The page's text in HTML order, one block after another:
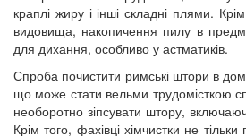
краплі жиру і інші складні плями.
видовища, накопичення пилу в
для дихання, особливо у астматиків.
Спроба почистити римські штори в
що може стати вельми трудомісткою
необоротно зіпсувати штору,
Крім того, фахівці хімчистки не